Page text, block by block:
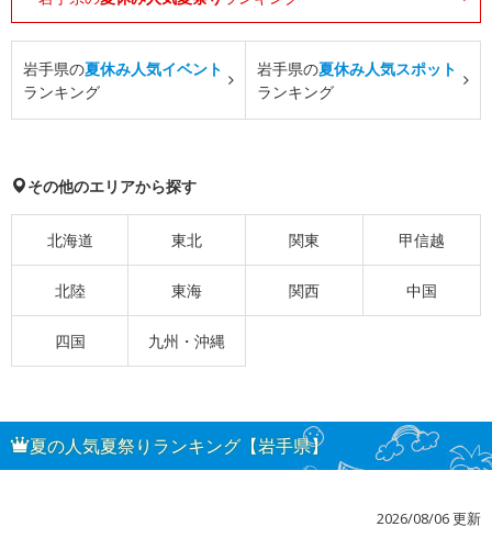
岩手県の夏休み人気イベント
ランキング
岩手県の夏休み人気スポット
ランキング
その他のエリアから探す
北海道 東北 関東 甲信越
北陸 東海 関西 中国
四国 九州・沖縄
夏の人気夏祭りランキング【岩手県】
2026/08/06 更新